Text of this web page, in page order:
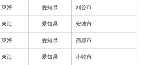
東海 愛知県 刈谷市
東海 愛知県 安城市
東海 愛知県 蒲郡市
東海 愛知県 小牧市